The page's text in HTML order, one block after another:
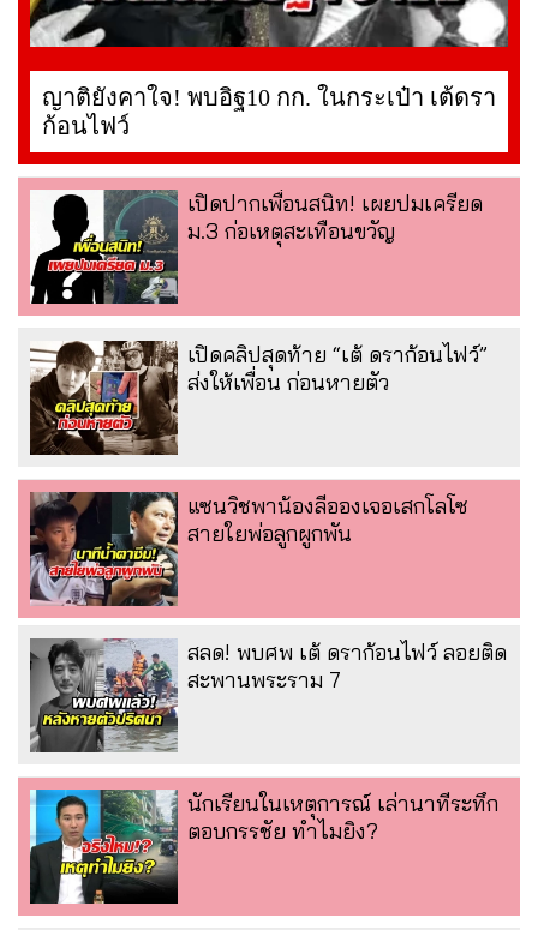
ญาติยังคาใจ! พบอิฐ10 กก. ในกระเป๋า เต้ดรา
ก้อนไฟว์
เปิดปากเพื่อนสนิท! เผยปมเครียด
ม.3 ก่อเหตุสะเทือนขวัญ
เปิดคลิปสุดท้าย “เต้ ดราก้อนไฟว์”
ส่งให้เพื่อน ก่อนหายตัว
แซนวิชพาน้องลีอองเจอเสกโลโซ
สายใยพ่อลูกผูกพัน
สลด! พบศพ เต้ ดราก้อนไฟว์ ลอยติด
สะพานพระราม 7
นักเรียนในเหตุการณ์ เล่านาทีระทึก
ตอบกรรชัย ทำไมยิง?